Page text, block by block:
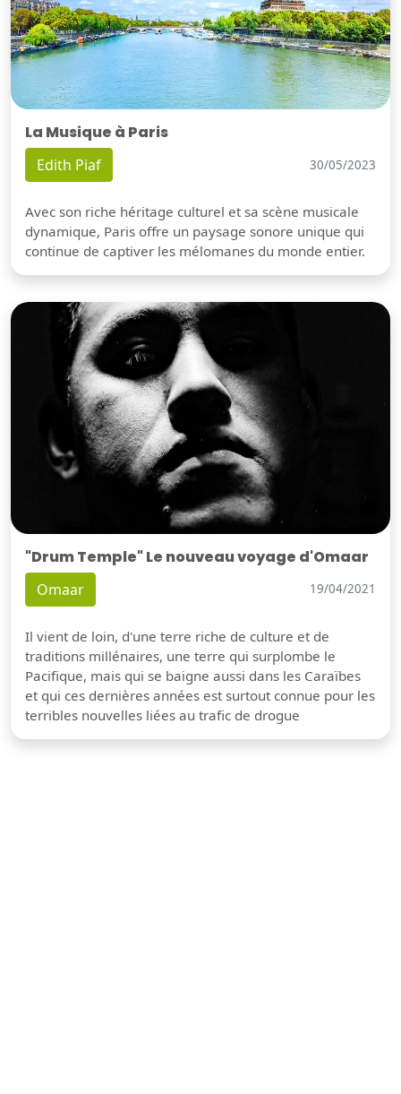
La Musique à Paris
Edith Piaf 30/05/2023
Avec son riche héritage culturel et sa scène musicale
dynamique, Paris offre un paysage sonore unique qui
continue de captiver les mélomanes du monde entier.
"Drum Temple" Le nouveau voyage d'Omaar
Omaar 19/04/2021
Il vient de loin, d'une terre riche de culture et de
traditions millénaires, une terre qui surplombe le
Pacifique, mais qui se baigne aussi dans les Caraïbes
et qui ces dernières années est surtout connue pour les
terribles nouvelles liées au trafic de drogue